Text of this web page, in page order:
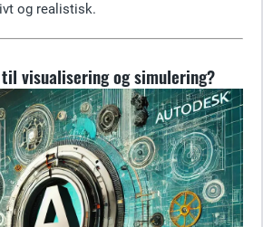
og realistisk.
visualisering og simulering?